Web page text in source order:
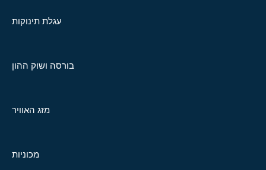
עגלת תינוקות
בורסה ושוק ההון
מזג האוויר
מכוניות